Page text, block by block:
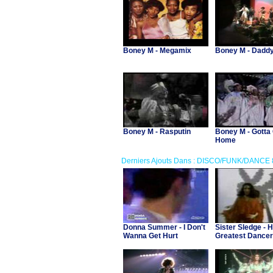
Boney M - Megamix Boney M -
Boney M - Rasputin
Boney M - Gotta
Home
Derniers Ajouts Dans : DISCO/FUNK/DANCE
Donna Summer - I Don't
Wanna Get Hurt
Sister Sledge -
Greatest Dancer